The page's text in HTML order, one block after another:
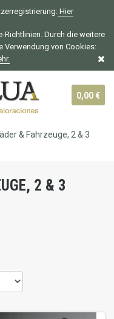
Hier
Richtlinien. Durch die weitere
Verwendung von Cookies:
0,00 €
& Fahrzeuge, 2 & 3
2 & 3